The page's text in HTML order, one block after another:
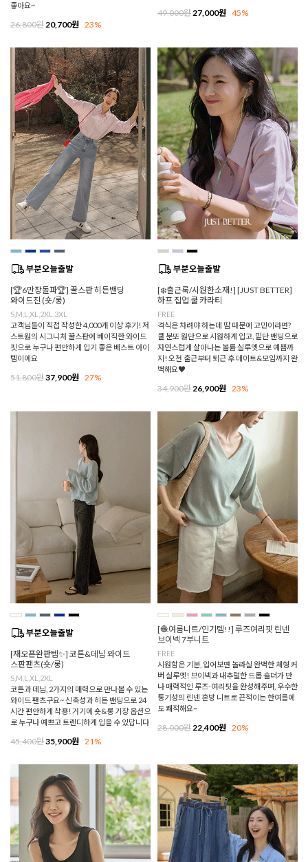
좋아요~
26,800원20,700원 23%
49,000원27,000원 45%
[🏆6만장돌파🏆] 꿀스판 히든밴딩
와이드진 (숏/롱)
S,M,L,XL,2XL,3XL
고객님들이 직접 작성한 4,000개 이상 후기! 저
스트원의 시그니처 꿀스판에 베이직한 와이드
핏으로 누구나 편안하게 입기 좋은 베스트 아이
템이에요
51,800원37,900원 27%
[❄️출근룩/시원한소재!] [JUST BETTER]
하프 집업 쿨 카라티
FREE
격식은 차려야 하는데 땀 때문에 고민이라면?
쿨 분또 원단으로 시원하게 입고, 밑단 밴딩으로
자연스럽게 살아나는 볼륨 실루엣으로 예쁨까
지! 오전 출근부터 퇴근 후 데이트&모임까지 완
벽해요♥
34,900원26,900원 23%
[재오픈완판템✨] 코튼&데님 와이드
스판팬츠(숏/롱)
S,M,L,XL,2XL
코튼과 데님, 2가지의 매력으로 만나볼 수 있는
와이드 팬츠구요~ 신축성과 히든 밴딩으로 24
시간 편안하게 착용! 거기에 숏&롱 기장 옵션으
로 누구나 예쁘고 트렌디하게 입을 수 있답니다
45,400원35,900원 21%
[🧶여름니트/인기템!!] 루즈여리핏 린넨
브이넥 7부니트
FREE
시원함은 기본, 입어보면 놀라실 완벽한 체형 커
버 실루엣! 브이넥과 내추럴한 드롭 숄더가 만
나 매력적인 루즈-여리핏을 완성해주며, 우수한
통기성의 린넨 혼방 니트로 끈적이는 한여름에
도 쾌적해요~
28,000원22,400원 20%